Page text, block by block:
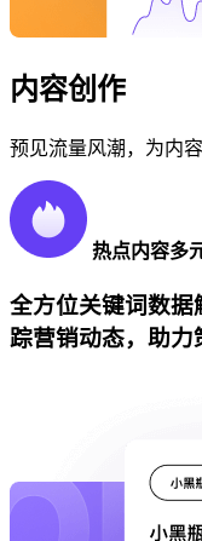
内容创作
预见流量风潮，为内
热点内容多
全方位关键词数据
踪营销动态，助力